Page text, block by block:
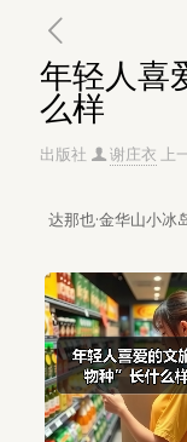
年轻人喜
么样
出版社 谢庄衣 上
达那也·金华山小